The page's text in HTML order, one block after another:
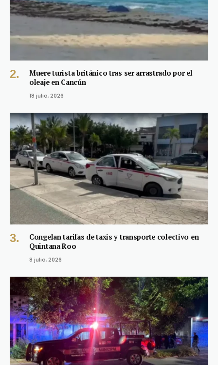
Muere turista británico tras ser arrastrado por el
oleaje en Cancún
18 julio, 2026
Congelan tarifas de taxis y transporte colectivo en
Quintana Roo
8 julio, 2026